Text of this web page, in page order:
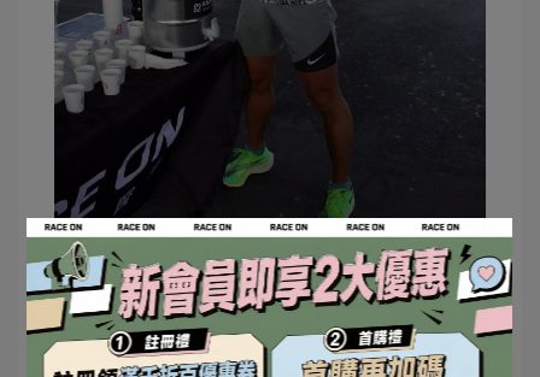
智群教練在福和橋下參與RACE ON的試飲活動。
實證127%保水電解質*